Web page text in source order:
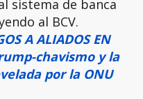
sistema de banca
al BCV.
A ALIADOS EN
chavismo y la
por la ONU